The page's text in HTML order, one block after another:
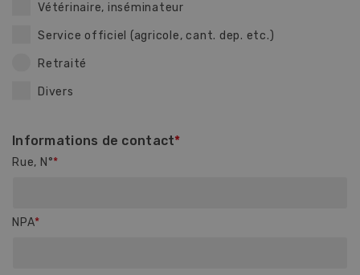
Vétérinaire, inséminateur
Service officiel (agricole, cant. dep. etc.)
Retraité
Divers
Informations de contact
Rue, N°
NPA